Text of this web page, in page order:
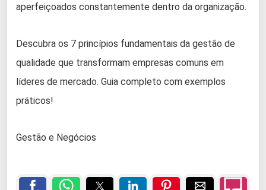
aperfeiçoados constantemente dentro da organização.
Descubra os 7 princípios fundamentais da gestão de
qualidade que transformam empresas comuns em
líderes de mercado. Guia completo com exemplos
práticos!
Gestão e Negócios